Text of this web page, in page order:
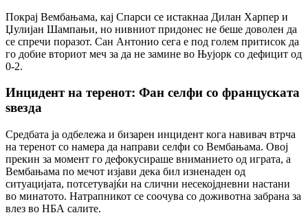
Покрај Вембањама, кај Спарси се истакнаа Дилан Харпер и
Џулијан Шампањи, но нивниот придонес не беше доволен да
се спречи поразот. Сан Антонио сега е под голем притисок да
го добие вториот меч за да не замине во Њујорк со дефицит од
0-2.
Инцидент на теренот: Фан селфи со француската
ѕвезда
Средбата ја одбележа и бизарен инцидент кога навивач втрча
на теренот со намера да направи селфи со Вембањама. Овој
прекин за момент го дефокусираше вниманието од играта, а
Вембањама по мечот изјави дека бил изненаден од
ситуацијата, потсетувајќи на слични несекојдневни настани
во минатото. Натрапникот се соочува со доживотна забрана за
влез во НБА салите.